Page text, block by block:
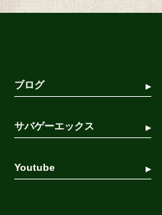
ブログ
サバゲーエックス
Youtube